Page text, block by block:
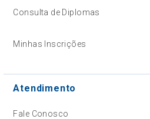
Consulta de Diplomas
Minhas Inscrições
Atendimento
Fale Conosco